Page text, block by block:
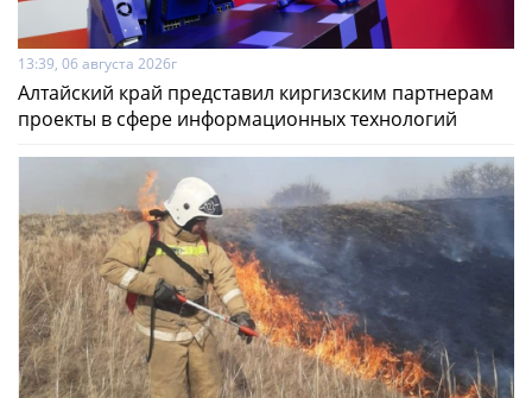
13:39, 06 августа 2026г
Алтайский край представил киргизским партнерам
проекты в сфере информационных технологий